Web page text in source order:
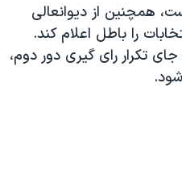
صلح
همچنين از ديوانعالی
را باطل اعلام کند.
تکرار رای گيری دور دوم،